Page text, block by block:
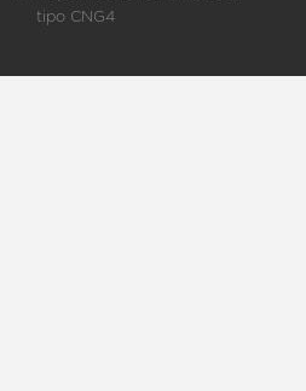
tipo CNG4